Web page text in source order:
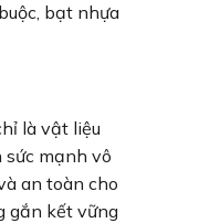
bạt nhựa
là vật liệu
sức mạnh vô
an toàn cho
gắn kết vững